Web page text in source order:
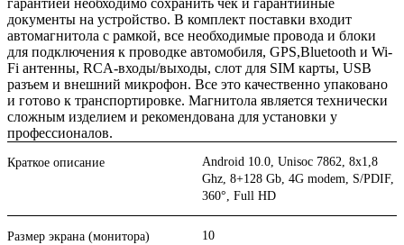
гарантией необходимо сохранить чек и гарантийные
документы на устройство. В комплект поставки входит
автомагнитола с рамкой, все необходимые провода и блоки
для подключения к проводке автомобиля, GPS,Bluetooth и Wi-
Fi антенны, RCA-входы/выходы, слот для SIM карты, USB
разъем и внешний микрофон. Все это качественно упаковано
и готово к транспортировке. Магнитола является технически
сложным изделием и рекомендована для установки у
профессионалов.
Краткое описание
Android 10.0, Unisoc 7862, 8х1,8
Ghz, 8+128 Gb, 4G modem, S/PDIF,
360°, Full HD
Размер экрана (монитора) 10